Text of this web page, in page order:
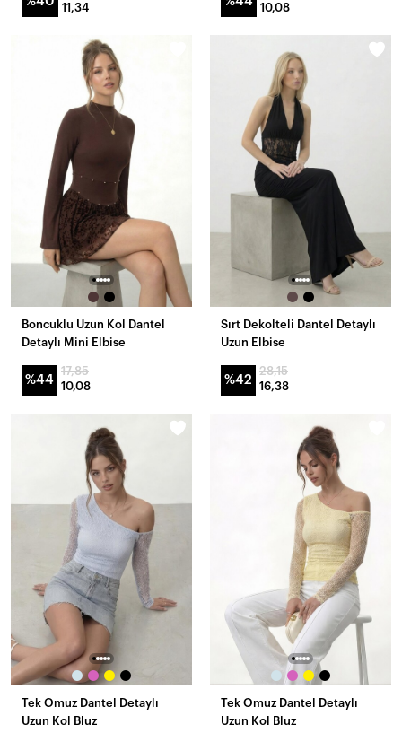
11,34 10,08
Boncuklu Uzun Kol Dantel
Detaylı Mini Elbise
%44
17,85
10,08
Sırt Dekolteli Dantel Detaylı
Uzun Elbise
%42
28,15
16,38
Tek Omuz Dantel Detaylı
Uzun Kol Bluz
Tek Omuz Dantel Detaylı
Uzun Kol Bluz